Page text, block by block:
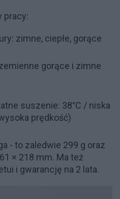
pracy:
zimne, ciepłe, gorące
gorące i zimne
suszenie: 38°C / niska
prędkość)
- to zaledwie 299 g oraz
× 218 mm. Ma też
i gwarancję na 2 lata.